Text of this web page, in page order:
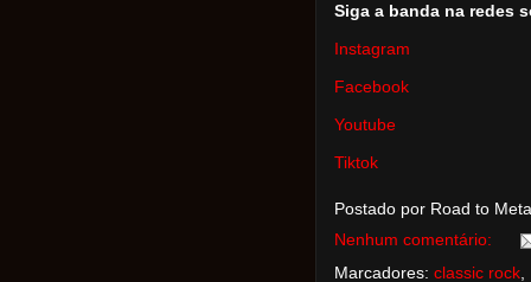
Siga a banda na redes
Instagram
Facebook
Youtube
Tiktok
Postado por Road to
Nenhum comentário:
Marcadores: classic rock